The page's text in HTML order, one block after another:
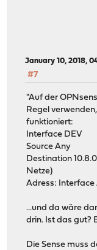
January 10, 2018,
#7
"Auf der
Regel
funktioniert:
Interface DEV
Source Any
Destination
Netze)
Adress: Interface
...und da wäre
drin. Ist das gut?
Die Sense muss